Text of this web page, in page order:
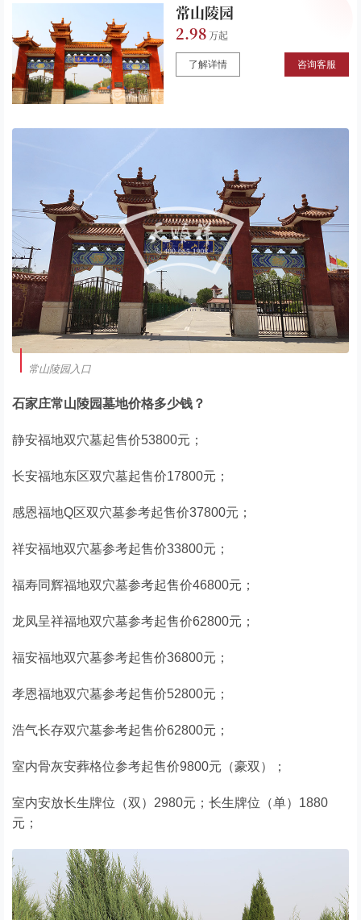
常山陵园
2.98
了解详情 咨询客服
常山陵园入口
石家庄常山陵园墓地价格多少钱？
静安福地双穴墓起售价53800元；
长安福地东区双穴墓起售价17800元；
感恩福地Q区双穴墓参考起售价37800元；
祥安福地双穴墓参考起售价33800元；
福寿同辉福地双穴墓参考起售价46800元；
龙凤呈祥福地双穴墓参考起售价62800元；
福安福地双穴墓参考起售价36800元；
孝恩福地双穴墓参考起售价52800元；
浩气长存双穴墓参考起售价62800元；
室内骨灰安葬格位参考起售价9800元（豪双）；
室内安放长生牌位（双）2980元；长生牌位（单）1880
元；